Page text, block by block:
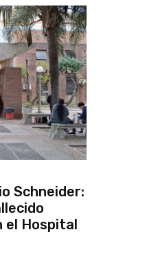
Schneider:
el Hospital